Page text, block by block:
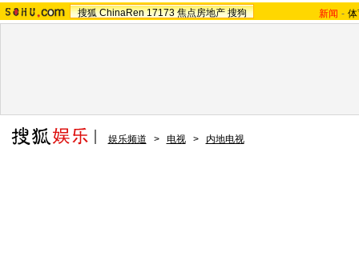
搜狐 ChinaRen 17173 焦点房地产 搜狗 新闻 -
娱乐频道 > 电视 > 内地电视